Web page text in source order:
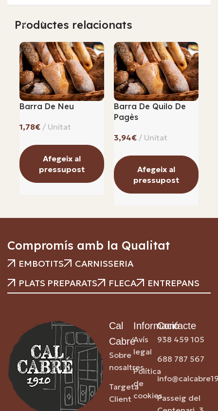
Productes relacionats
Barra De Neu
€
Afegeix al
pressupost
Barra De Quilo De
Pagès
€
Afegeix al
pressupost
Compromís amb la Qualitat
EMBOTITS
CARNISSERIA
PLATS PREPARATS
FLECA ENTREPANS
Cal
Cabré
Sobre
nosaltres
Targeta
Client
Informació
Avís
legal
Política
de
cookies
Contacte
938 459 105
688 787 567
Passeig del